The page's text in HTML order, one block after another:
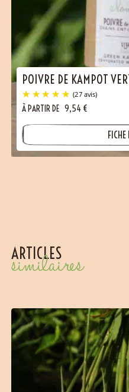
POIVRE DE KAMPOT
À PARTIR DE 9,54 €
ARTICLES
similaires